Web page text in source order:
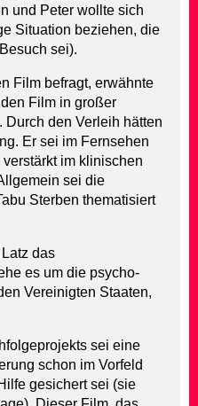
und Peter wollte sich
Situation beziehen, die
sei).
Film befragt, erwähnte
Film in großer
den Verleih hätten
Er sei im Fernsehen
im klinischen
sei die
Sterben thematisiert
das
es um die psycho-
Vereinigten Staaten,
sei eine
schon im Vorfeld
gesichert sei (sie